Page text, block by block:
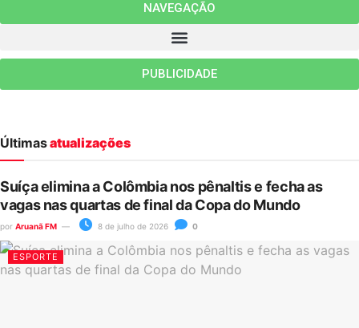
NAVEGAÇÃO
PUBLICIDADE
Últimasatualizações
Suíça elimina a Colômbia nos pênaltis e fecha as
vagas nas quartas de final da Copa do Mundo
por Aruanã FM 8 de julho de 2026 0
ESPORTE